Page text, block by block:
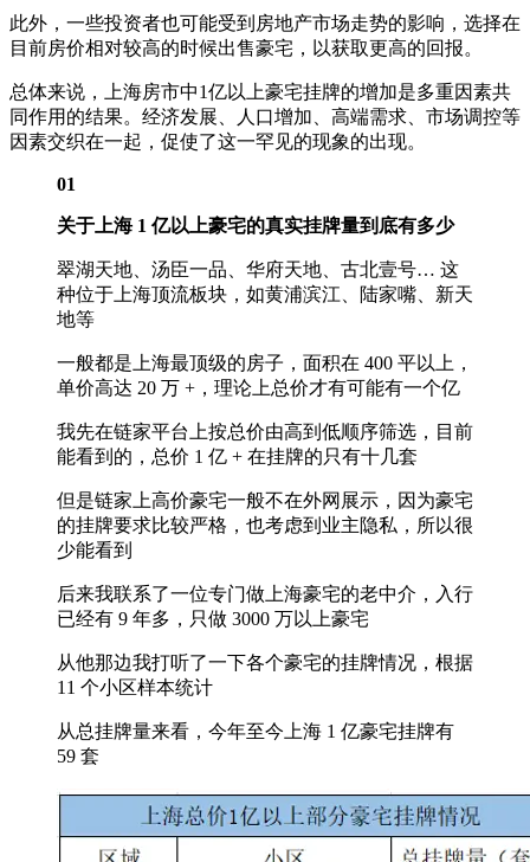
此外，一些投资者也可能受到房地产市场走势的影响，选择在
目前房价相对较高的时候出售豪宅，以获取更高的回报。
总体来说，上海房市中1亿以上豪宅挂牌的增加是多重因素共
同作用的结果。经济发展、人口增加、高端需求、市场调控等
因素交织在一起，促使了这一罕见的现象的出现。
01
关于上海 1 亿以上豪宅的真实挂牌量到底有多少
翠湖天地、汤臣一品、华府天地、古北壹号… 这
种位于上海顶流板块，如黄浦滨江、陆家嘴、新天
地等
一般都是上海最顶级的房子，面积在 400 平以上，
单价高达 20 万 +，理论上总价才有可能有一个亿
我先在链家平台上按总价由高到低顺序筛选，目前
能看到的，总价 1 亿 + 在挂牌的只有十几套
但是链家上高价豪宅一般不在外网展示，因为豪宅
的挂牌要求比较严格，也考虑到业主隐私，所以很
少能看到
后来我联系了一位专门做上海豪宅的老中介，入行
已经有 9 年多，只做 3000 万以上豪宅
从他那边我打听了一下各个豪宅的挂牌情况，根据
11 个小区样本统计
从总挂牌量来看，今年至今上海 1 亿豪宅挂牌有
59 套